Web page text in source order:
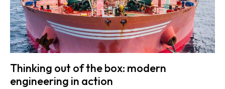
Thinking out of the box: modern
engineering in action